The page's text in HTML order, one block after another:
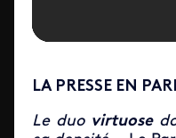
LA PRESSE EN
Le duo virtuose